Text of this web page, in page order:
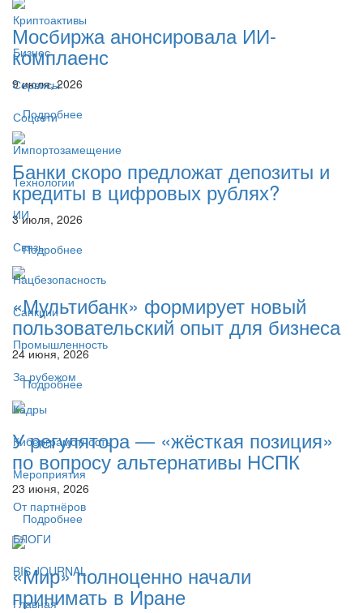
Криптоактивы
Бизнес
Сервисы
Соцсети
Импортозамещение
Технологии
ИИ
Связь
Нацбезопасность
Санкции
Промышленность
За рубежом
Кадры
Киберграмотность
Мероприятия
От партнёров
БЛОГИ
BIS JOURNAL
Главная
Мосбиржа анонсировала ИИ-
комплаенс
9 июля, 2026
Подробнее
Банки скоро предложат депозиты и
кредиты в цифровых рублях?
3 июля, 2026
Подробнее
«Мультибанк» формирует новый
пользовательский опыт для бизнеса
24 июня, 2026
Подробнее
У регулятора — «жёсткая позиция»
по вопросу альтернативы НСПК
23 июня, 2026
Подробнее
«Мир» полноценно начали
принимать в Иране